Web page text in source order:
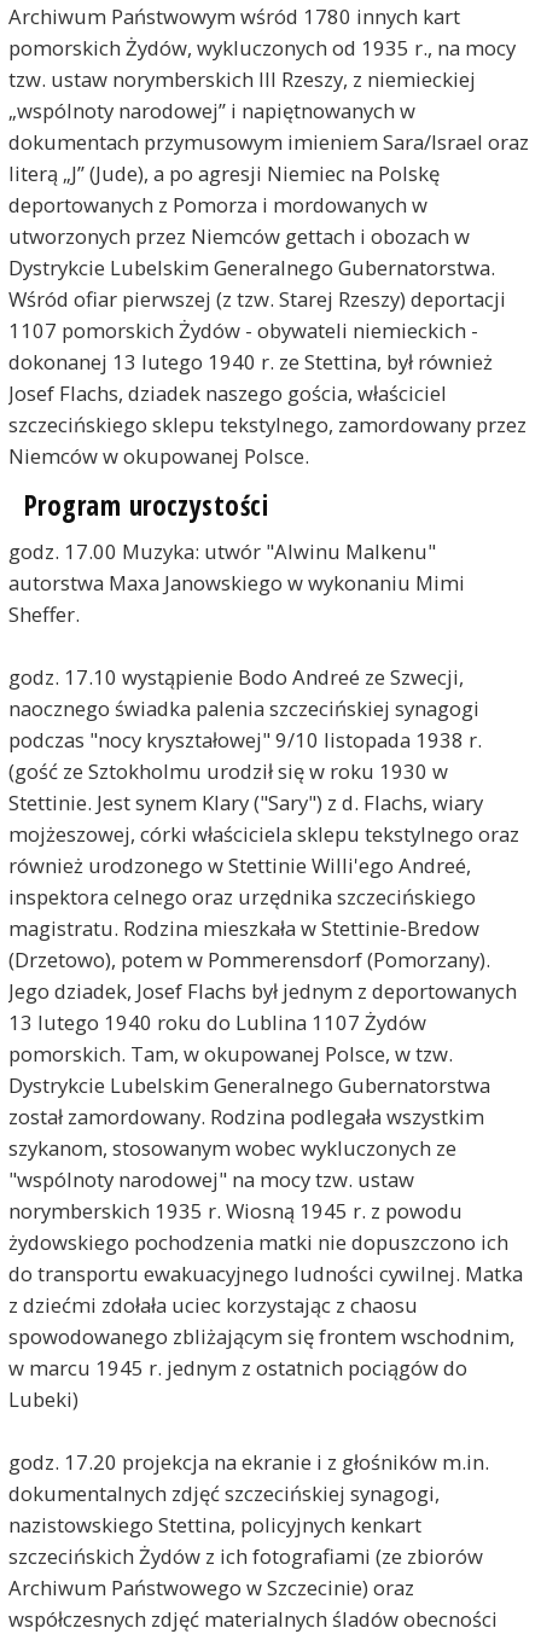
Archiwum Państwowym wśród 1780 innych kart
pomorskich Żydów, wykluczonych od 1935 r., na mocy
tzw. ustaw norymberskich III Rzeszy, z niemieckiej
„wspólnoty narodowej” i napiętnowanych w
dokumentach przymusowym imieniem Sara/Israel oraz
literą „J” (Jude), a po agresji Niemiec na Polskę
deportowanych z Pomorza i mordowanych w
utworzonych przez Niemców gettach i obozach w
Dystrykcie Lubelskim Generalnego Gubernatorstwa.
Wśród ofiar pierwszej (z tzw. Starej Rzeszy) deportacji
1107 pomorskich Żydów - obywateli niemieckich -
dokonanej 13 lutego 1940 r. ze Stettina, był również
Josef Flachs, dziadek naszego gościa, właściciel
szczecińskiego sklepu tekstylnego, zamordowany przez
Niemców w okupowanej Polsce.
Program uroczystości
godz. 17.00 Muzyka: utwór "Alwinu Malkenu"
autorstwa Maxa Janowskiego w wykonaniu Mimi
Sheffer.
godz. 17.10 wystąpienie Bodo Andreé ze Szwecji,
naocznego świadka palenia szczecińskiej synagogi
podczas "nocy kryształowej" 9/10 listopada 1938 r.
(gość ze Sztokholmu urodził się w roku 1930 w
Stettinie. Jest synem Klary ("Sary") z d. Flachs, wiary
mojżeszowej, córki właściciela sklepu tekstylnego oraz
również urodzonego w Stettinie Willi'ego Andreé,
inspektora celnego oraz urzędnika szczecińskiego
magistratu. Rodzina mieszkała w Stettinie-Bredow
(Drzetowo), potem w Pommerensdorf (Pomorzany).
Jego dziadek, Josef Flachs był jednym z deportowanych
13 lutego 1940 roku do Lublina 1107 Żydów
pomorskich. Tam, w okupowanej Polsce, w tzw.
Dystrykcie Lubelskim Generalnego Gubernatorstwa
został zamordowany. Rodzina podlegała wszystkim
szykanom, stosowanym wobec wykluczonych ze
"wspólnoty narodowej" na mocy tzw. ustaw
norymberskich 1935 r. Wiosną 1945 r. z powodu
żydowskiego pochodzenia matki nie dopuszczono ich
do transportu ewakuacyjnego ludności cywilnej. Matka
z dziećmi zdołała uciec korzystając z chaosu
spowodowanego zbliżającym się frontem wschodnim,
w marcu 1945 r. jednym z ostatnich pociągów do
Lubeki)
godz. 17.20 projekcja na ekranie i z głośników m.in.
dokumentalnych zdjęć szczecińskiej synagogi,
nazistowskiego Stettina, policyjnych kenkart
szczecińskich Żydów z ich fotografiami (ze zbiorów
Archiwum Państwowego w Szczecinie) oraz
współczesnych zdjęć materialnych śladów obecności